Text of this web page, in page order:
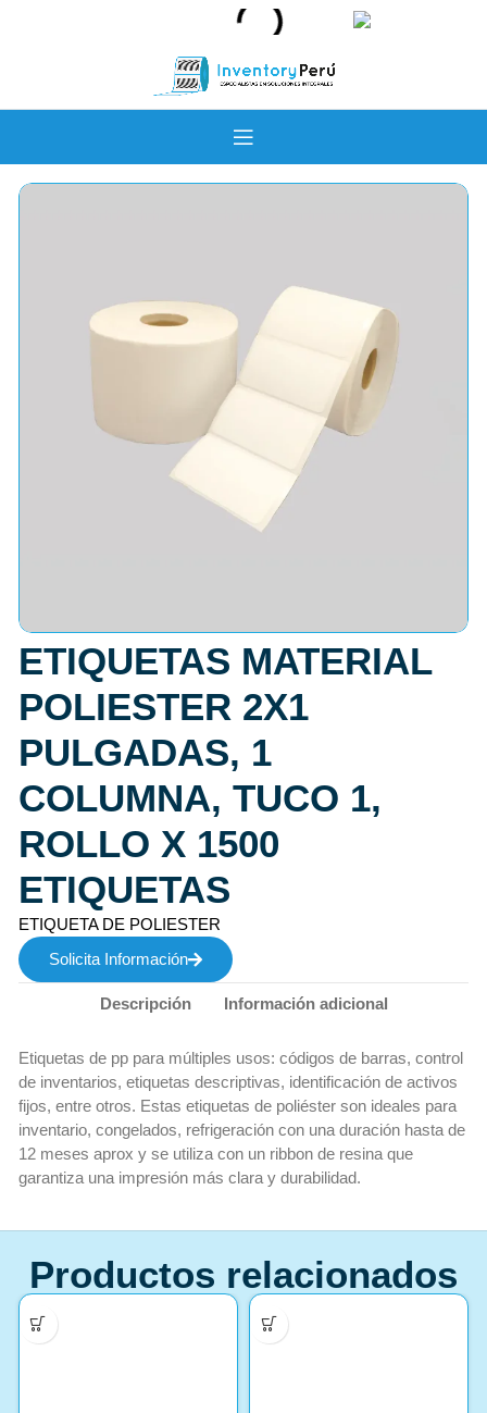
ETIQUETAS MATERIAL
POLIESTER 2X1
PULGADAS, 1
COLUMNA, TUCO 1,
ROLLO X 1500
ETIQUETAS
ETIQUETA DE POLIESTER
Solicita Información
Descripción Información adicional
Etiquetas de pp para múltiples usos: códigos de barras, control
de inventarios, etiquetas descriptivas, identificación de activos
fijos, entre otros. Estas etiquetas de poliéster son ideales para
inventario, congelados, refrigeración con una duración hasta de
12 meses aprox y se utiliza con un ribbon de resina que
garantiza una impresión más clara y durabilidad.
Productos relacionados